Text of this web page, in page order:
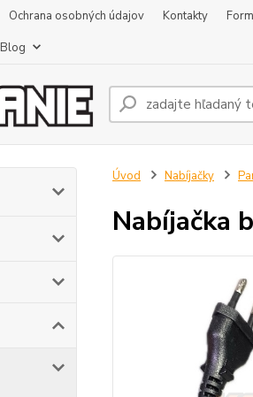
Ochrana osobných údajov Kontakty
Blog
Úvod Nabíjačky
Nabíjačka